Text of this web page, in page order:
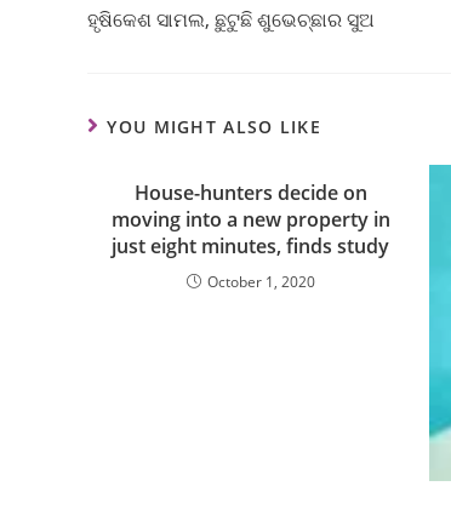
ହୃଷିକେଶ ସାମଲ, ଛୁଟୁଛି ଶୁଭେଚ୍ଛାର ସୁଅ
YOU MIGHT ALSO LIKE
House-hunters decide on
moving into a new property in
just eight minutes, finds study
October 1, 2020